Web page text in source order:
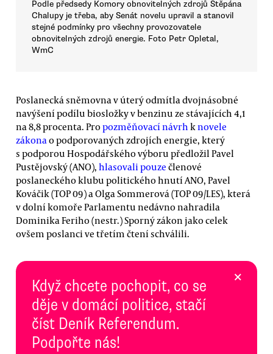
Podle předsedy Komory obnovitelných zdrojů Štěpána
Chalupy je třeba, aby Senát novelu upravil a stanovil
stejné podmínky pro všechny provozovatele
obnovitelných zdrojů energie. Foto Petr Opletal,
WmC
Poslanecká sněmovna v úterý odmítla dvojnásobné
navýšení podílu biosložky v benzinu ze stávajících 4,1
na 8,8 procenta. Propozměňovací návrh knovele
zákona o podporovaných zdrojích energie, který
s podporou Hospodářského výboru předložil Pavel
Pustějovský (ANO), hlasovali pouze členové
poslaneckého klubu politického hnutí ANO, Pavel
Kováčik (TOP 09) a Olga Sommerová (TOP 09/LES), která
v dolní komoře Parlamentu nedávno nahradila
Dominika Feriho (nestr.) Sporný zákon jako celek
ovšem poslanci ve třetím čtení schválili.
Když chcete pochopit, co se
děje v domácí politice, stačí
číst Deník Referendum.
Podpořte nás!
×